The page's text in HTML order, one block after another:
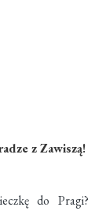
z Zawiszą!
do Pragi?